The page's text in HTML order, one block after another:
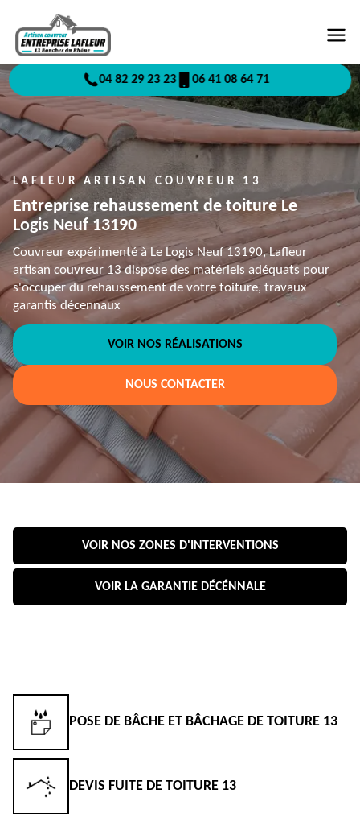
04 82 29 23 23 06 41 08 64 71
LAFLEUR ARTISAN COUVREUR 13
Entreprise rehaussement de toiture Le
Logis Neuf 13190
Couvreur expérimenté à Le Logis Neuf 13190, Lafleur
artisan couvreur 13 dispose des matériels adéquats pour
s'occuper du rehaussement de votre toiture, travaux
garantis décennaux
VOIR NOS RÉALISATIONS
NOUS CONTACTER
VOIR NOS ZONES D'INTERVENTIONS
VOIR LA GARANTIE DÉCÉNNALE
POSE DE BÂCHE ET BÂCHAGE DE TOITURE 13
DEVIS FUITE DE TOITURE 13